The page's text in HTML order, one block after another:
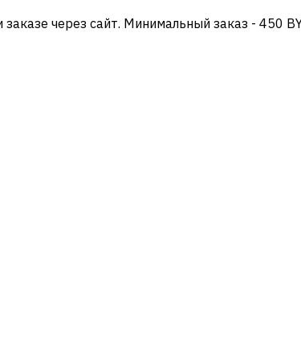
через сайт. Минимальный заказ - 450